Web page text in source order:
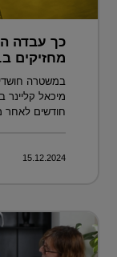
כך עבדה
מחזיקים
במשטרה
חודשים לאחר
15.12.2024